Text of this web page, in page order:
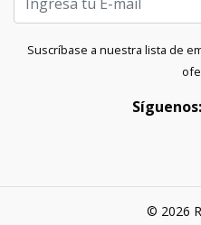
Suscríbase a nuestra lista de
Síguenos:
© 2026